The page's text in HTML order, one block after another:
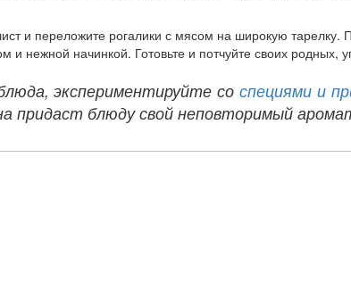
и переложите рогалики с мясом на широкую
и нежной начинкой. Готовьте и потчуйте своих родных,
экспериментируйте соспециями и
придаст блюду свой неповторимый